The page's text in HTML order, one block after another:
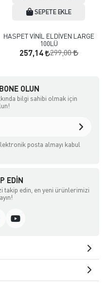
SEPETE EKLE
HASPET VİNİL ELDİVEN LARGE
100LÜ
257,14 299,00
OLUN
bilgi sahibi olmak için
posta almayı kabul
EDIN
takip edin, en yeni ürünlerimizi